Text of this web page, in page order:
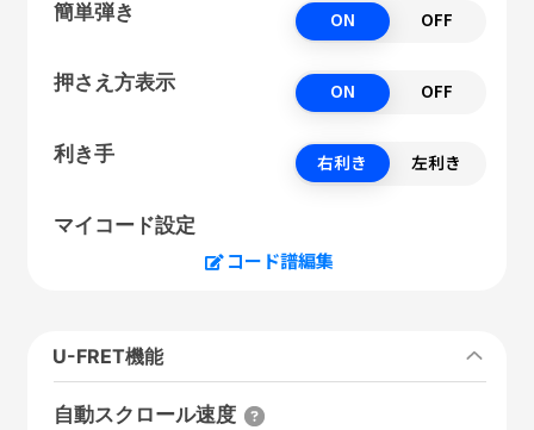
簡単弾き ON OFF
押さえ方表示 ON OFF
利き手 右利き 左利き
マイコード設定
コード譜編集
U-FRET機能
自動スクロール速度